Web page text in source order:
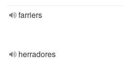
farriers
herradores